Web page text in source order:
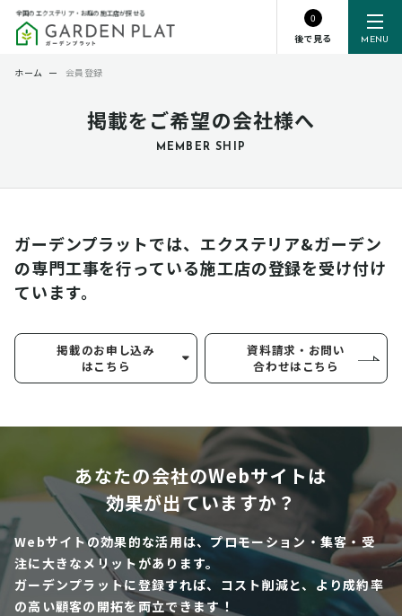
MENU
全国のエクステリア・お庭の施工店が探せる
0
後で見る
掲載をご希望の会社様へ
MEMBER SHIP
ホーム ー 会員登録
ガーデンプラットでは、エクステリア&ガーデン
の専門工事を行っている施工店の登録を受け付け
ています。
掲載のお申し込み
はこちら
資料請求・お問い
合わせはこちら
あなたの会社のWebサイトは
効果が出ていますか？
Webサイトの効果的な活用は、プロモーション・集客・受
注に大きなメリットがあります。
ガーデンプラットに登録すれば、コスト削減と、より成約率
の高い顧客の開拓を両立できます！